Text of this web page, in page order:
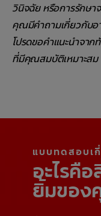
วินิจฉัย หรือการรักษ
คุณมีคำถามเกี่ยวกับอ
โปรดขอคำแนะนำจา
ที่มีคุณสมบัติเหมาะสม
แบบทดสอบเ
อะไรคื
ยิ้มของ